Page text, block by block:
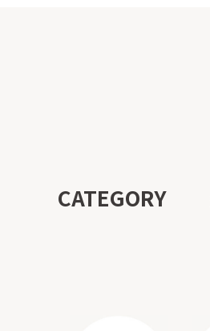
CATEGORY